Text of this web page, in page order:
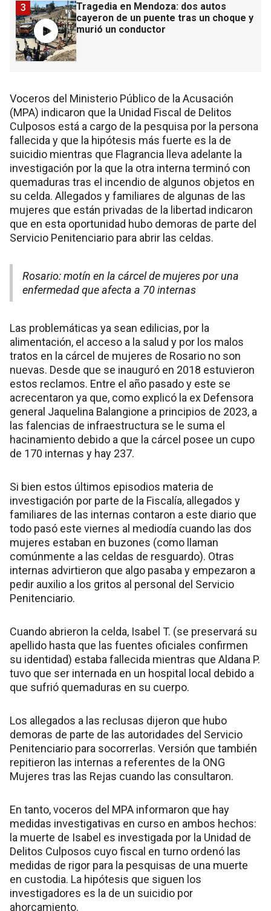
Tragedia en Mendoza: dos autos
cayeron de un puente tras un choque y
murió un conductor
3
Voceros del Ministerio Público de la Acusación
(MPA) indicaron que la Unidad Fiscal de Delitos
Culposos está a cargo de la pesquisa por la persona
fallecida y que la hipótesis más fuerte es la de
suicidio mientras que Flagrancia lleva adelante la
investigación por la que la otra interna terminó con
quemaduras tras el incendio de algunos objetos en
su celda. Allegados y familiares de algunas de las
mujeres que están privadas de la libertad indicaron
que en esta oportunidad hubo demoras de parte del
Servicio Penitenciario para abrir las celdas.
Rosario: motín en la cárcel de mujeres por una
enfermedad que afecta a 70 internas
Las problemáticas ya sean edilicias, por la
alimentación, el acceso a la salud y por los malos
tratos en la cárcel de mujeres de Rosario no son
nuevas. Desde que se inauguró en 2018 estuvieron
estos reclamos. Entre el año pasado y este se
acrecentaron ya que, como explicó la ex Defensora
general Jaquelina Balangione a principios de 2023, a
las falencias de infraestructura se le suma el
hacinamiento debido a que la cárcel posee un cupo
de 170 internas y hay 237.
Si bien estos últimos episodios materia de
investigación por parte de la Fiscalía, allegados y
familiares de las internas contaron a este diario que
todo pasó este viernes al mediodía cuando las dos
mujeres estaban en buzones (como llaman
comúnmente a las celdas de resguardo). Otras
internas advirtieron que algo pasaba y empezaron a
pedir auxilio a los gritos al personal del Servicio
Penitenciario.
Cuando abrieron la celda, Isabel T. (se preservará su
apellido hasta que las fuentes oficiales confirmen
su identidad) estaba fallecida mientras que Aldana P.
tuvo que ser internada en un hospital local debido a
que sufrió quemaduras en su cuerpo.
Los allegados a las reclusas dijeron que hubo
demoras de parte de las autoridades del Servicio
Penitenciario para socorrerlas. Versión que también
repitieron las internas a referentes de la ONG
Mujeres tras las Rejas cuando las consultaron.
En tanto, voceros del MPA informaron que hay
medidas investigativas en curso en ambos hechos:
la muerte de Isabel es investigada por la Unidad de
Delitos Culposos cuyo fiscal en turno ordenó las
medidas de rigor para la pesquisas de una muerte
en custodia. La hipótesis que siguen los
investigadores es la de un suicidio por
ahorcamiento.